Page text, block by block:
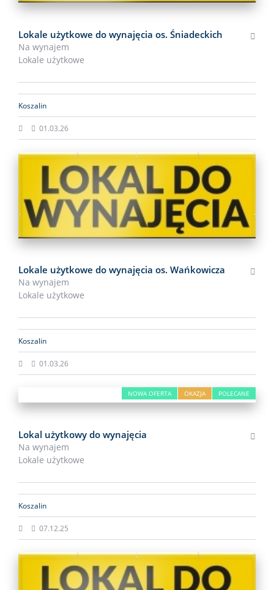
Lokale użytkowe do wynajęcia os. Śniadeckich
Na wynajem
Lokale użytkowe
Koszalin
01.03.26
NOWA OFERTA OKAZJA POLECANE
Lokale użytkowe do wynajęcia os. Wańkowicza
Na wynajem
Lokale użytkowe
Koszalin
01.03.26
NOWA OFERTA OKAZJA POLECANE
Lokal użytkowy do wynajęcia
Na wynajem
Lokale użytkowe
Koszalin
07.12.25
NOWA OFERTA OKAZJA POLECANE